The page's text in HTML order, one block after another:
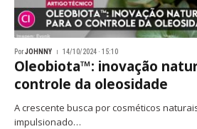
PorJOHNNY 14/10/2024 · 15:10
Oleobiota™: inovação
controle da oleosidade
A crescente busca por cosméticos
impulsionado…